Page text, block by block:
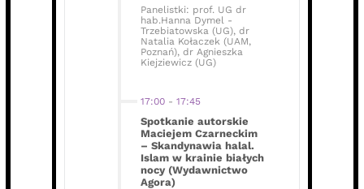
Panelistki: prof. UG dr
hab.Hanna Dymel -
Trzebiatowska (UG), dr
Natalia Kołaczek (UAM,
Poznań), dr Agnieszka
Kiejziewicz (UG)
17:00 - 17:45
Spotkanie autorskie
Maciejem Czarneckim
– Skandynawia halal.
Islam w krainie białych
nocy (Wydawnictwo
Agora)